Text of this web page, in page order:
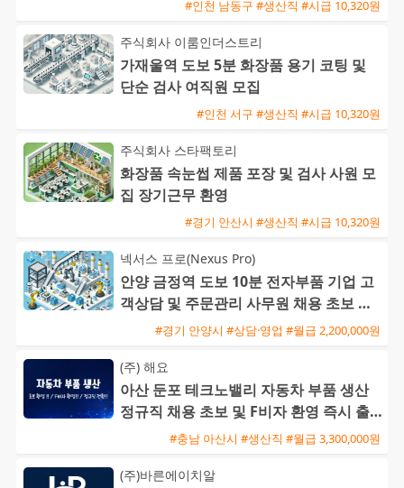
#인천 남동구 #생산직 #시급 10,320원
주식회사 이룸인더스트리
가재울역 도보 5분 화장품 용기 코팅 및
단순 검사 여직원 모집
#인천 서구 #생산직 #시급 10,320원
주식회사 스타팩토리
화장품 속눈썹 제품 포장 및 검사 사원 모
집 장기근무 환영
#경기 안산시 #생산직 #시급 10,320원
넥서스 프로(Nexus Pro)
안양 금정역 도보 10분 전자부품 기업 고
객상담 및 주문관리 사무원 채용 초보 가
#경기 안양시 #상담·영업 #월급 2,200,000원
(주) 해요
아산 둔포 테크노밸리 자동차 부품 생산
정규직 채용 초보 및 F비자 환영 즉시 출
#충남 아산시 #생산직 #월급 3,300,000원
(주)바른에이치알